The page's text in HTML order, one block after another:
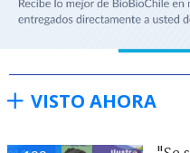
VISTO AHORA